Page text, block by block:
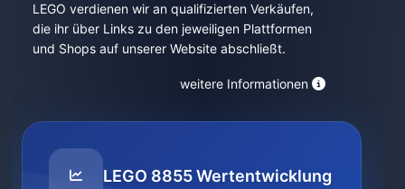
LEGO verdienen wir an qualifizierten Verkäufen,
die ihr über Links zu den jeweiligen Plattformen
und Shops auf unserer Website abschließt.
weitere Informationen
LEGO 8855 Wertentwicklung